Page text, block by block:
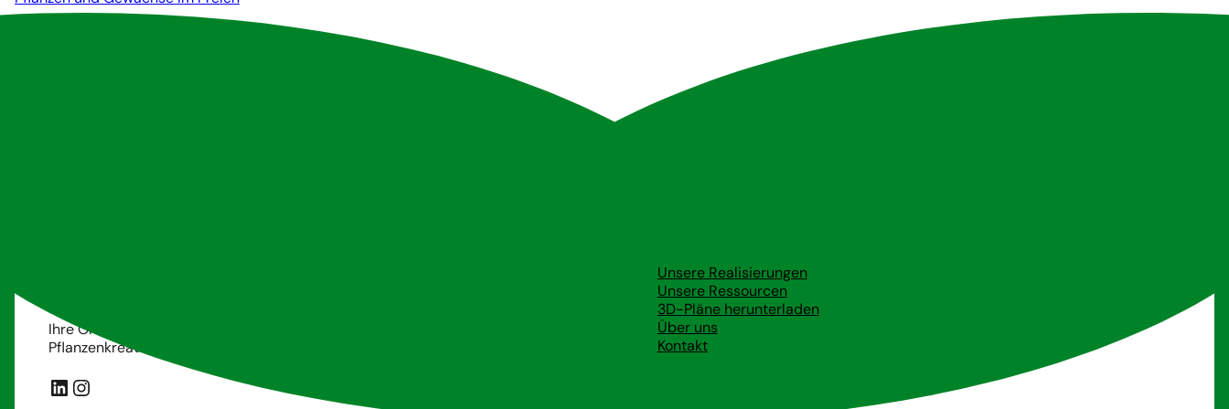
Ihre Orte, unser Spielplatz. Tanaman entwirft nachhaltige
Pflanzenkreationen für den professionellen Bereich.
LinkedIn
Instagram
Unsere Realisierungen
Unsere Ressourcen
3D-Pläne herunterladen
Über uns
Kontakt